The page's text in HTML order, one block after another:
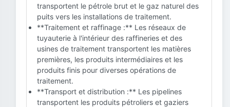
transportent le pétrole brut et le gaz naturel des
puits vers les installations de traitement.
**Traitement et raffinage :** Les réseaux de
tuyauterie à l'intérieur des raffineries et des
usines de traitement transportent les matières
premières, les produits intermédiaires et les
produits finis pour diverses opérations de
traitement.
**Transport et distribution :** Les pipelines
transportent les produits pétroliers et gaziers